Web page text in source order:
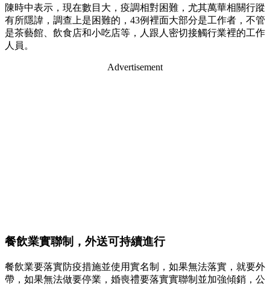
陳時中表示，現在數目大，疫調相對困難，尤其萬華相關行蹤
有所隱諱，調查上是困難的，43例裡面大部分是工作者，不管
是茶藝館、飲食店和小吃店等，人跟人密切接觸行業裡的工作
人員。
Advertisement
餐飲業實聯制，外送可持續進行
餐飲業要落實防疫措施並使用實名制，如果無法落實，就要外
帶，如果無法做要停業，婚喪禮要落實實聯制並加強傾銷，公